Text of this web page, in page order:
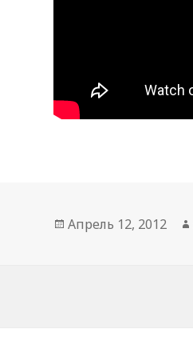
Опубликовано
Апрель 12, 2012